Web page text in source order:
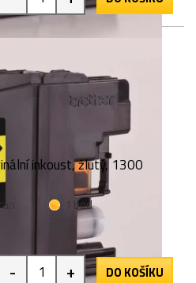
inkoust, žlutý, 1300
1 bod
- + DO KOŠÍKU